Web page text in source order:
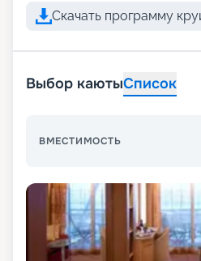
Скачать программу
Выбор каютыСписок
ВМЕСТИМОСТЬ